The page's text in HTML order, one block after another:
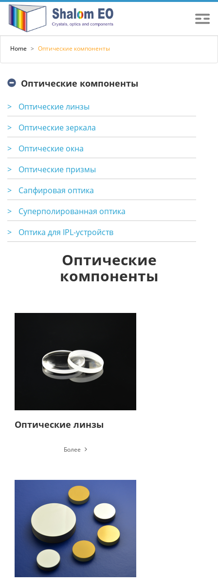
Home > Оптические компоненты
Оптические компоненты
>
Оптические линзы
>
Оптические зеркала
>
Оптические окна
>
Оптические призмы
>
Сапфировая оптика
>
Суперполированная оптика
>
Оптика для IPL-устройств
Оптические
компоненты
Оптические линзы
Более